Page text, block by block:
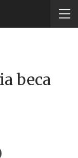
beca